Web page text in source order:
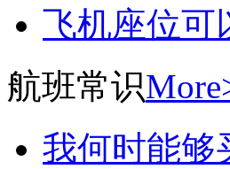
飞机座位可
航班常识
我何时能够